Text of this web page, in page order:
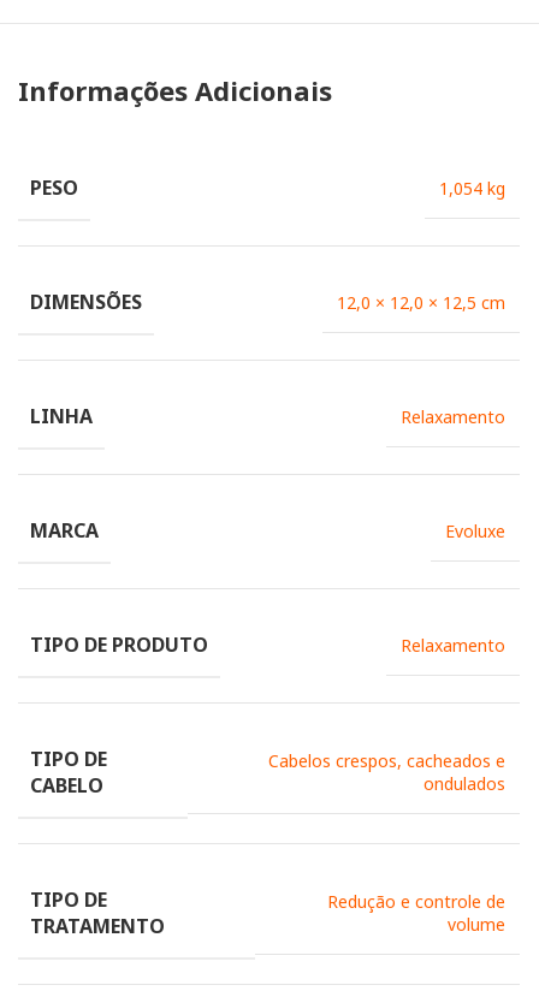
Informações Adicionais
PESO 1,054 kg
DIMENSÕES 12,0 × 12,0 × 12,5 cm
LINHA Relaxamento
MARCA Evoluxe
TIPO DE PRODUTO Relaxamento
TIPO DE
CABELO
Cabelos crespos, cacheados e
ondulados
TIPO DE
TRATAMENTO
Redução e controle de
volume